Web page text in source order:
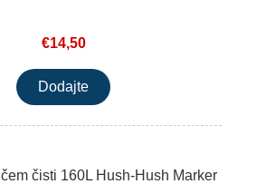
€14,50
čisti 160L Hush-Hush Marker